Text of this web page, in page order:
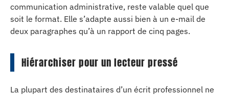
communication administrative, reste valable quel que
soit le format. Elle s’adapte aussi bien à un e-mail de
deux paragraphes qu’à un rapport de cinq pages.
Hiérarchiser pour un lecteur pressé
La plupart des destinataires d’un écrit professionnel ne